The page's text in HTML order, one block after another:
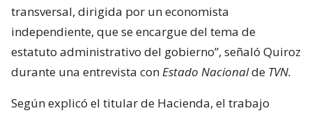
transversal, dirigida por un economista
independiente, que se encargue del tema de
estatuto administrativo del gobierno”, señaló Quiroz
durante una entrevista conEstado Nacionalde TVN.
Según explicó el titular de Hacienda, el trabajo